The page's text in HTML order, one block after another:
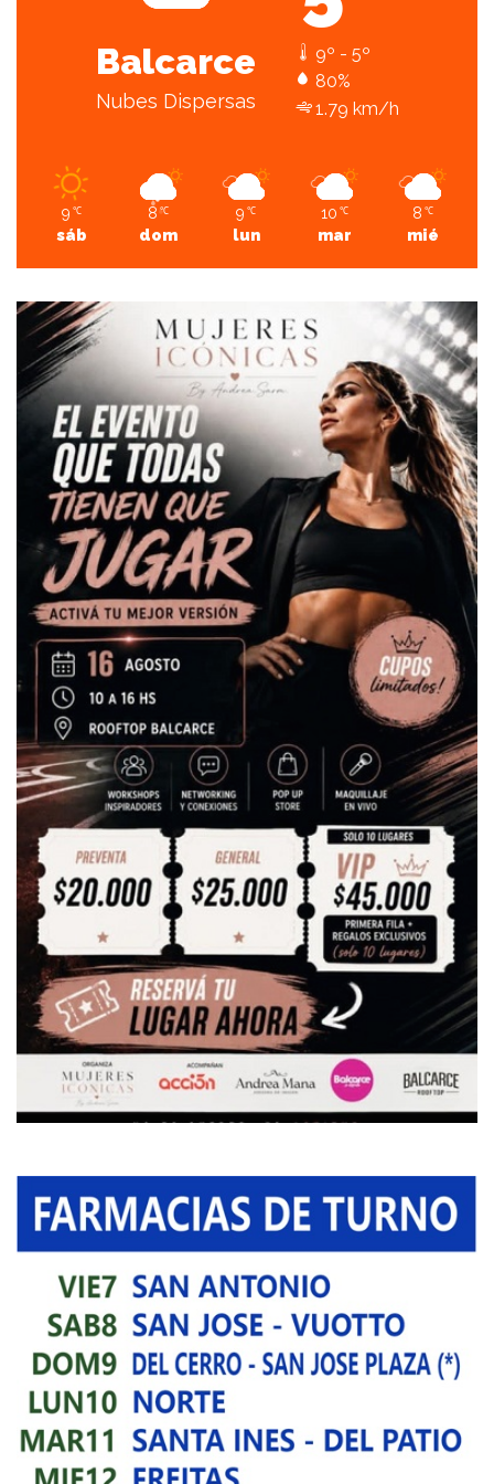
Balcarce
Nubes Dispersas
9º - 5º
80%
1.79 km/h
9 ℃
sáb
8 ℃
dom
9 ℃
lun
10 ℃
mar
8 ℃
mié